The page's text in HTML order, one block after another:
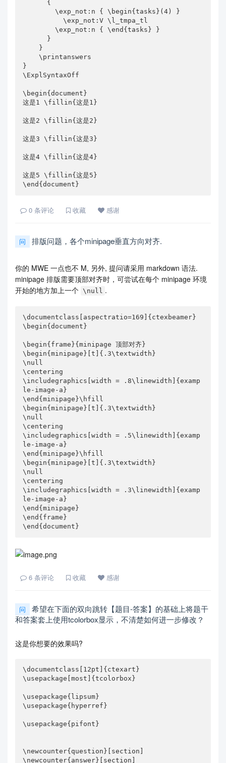
        \exp_not:n { \begin{tasks}(4) }
          \exp_not:V \l_tmpa_tl
        \exp_not:n { \end{tasks} }
    \printanswers
}
\ExplSyntaxOff
\begin{document}
这是1 \fillin{这是1}
这是2 \fillin{这是2}
这是3 \fillin{这是3}
这是4 \fillin{这是4}
这是5 \fillin{这是5}
\end{document}
0 条评论 收藏 感谢
问 排版问题，各个minipage垂直方向对齐.
你的 MWE 一点也不 M, 另外, 提问请采用 markdown 语法.
minipage 排版需要顶部对齐时，可尝试在每个 minipage 环境
开始的地方加上一个 \null .
\documentclass[aspectratio=169]{ctexbeamer}
\begin{document}
\begin{frame}{minipage 顶部对齐}
\begin{minipage}[t]{.3\textwidth}
\null
\centering
\includegraphics[width = .8\linewidth]{examp
le-image-a}
\end{minipage}\hfill
\begin{minipage}[t]{.3\textwidth}
\null
\centering
\includegraphics[width = .5\linewidth]{examp
le-image-a}
\end{minipage}\hfill
\begin{minipage}[t]{.3\textwidth}
\null
\centering
\includegraphics[width = .3\linewidth]{examp
le-image-a}
\end{minipage}
\end{frame}
\end{document}
6 条评论 收藏 感谢
问
希望在下面的双向跳转【题目-答案】的基础上将题干
和答案套上使用tcolorbox显示，不清楚如何进一步修改？
这是你想要的效果吗?
\documentclass[12pt]{ctexart}
\usepackage[most]{tcolorbox}
\usepackage{lipsum}
\usepackage{hyperref}
\usepackage{pifont}
\newcounter{question}[section]
\newcounter{answer}[section]